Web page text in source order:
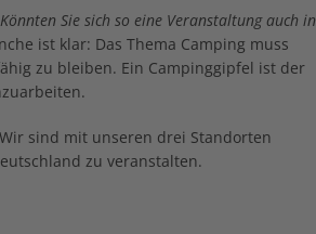
Sie sich so eine Veranstaltung auch in
ist klar: Das Thema Camping muss
zu bleiben. Ein Campinggipfel ist der
Wir sind mit unseren drei Standorten
zu veranstalten.